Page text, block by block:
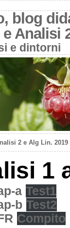
blog
Analisi
e dintorni
2 e Alg Lin. 2019
1
a Test1
b Test2
Compito